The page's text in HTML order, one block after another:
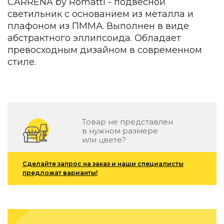
Детская мебель
Уличная и садовая мебель
Фитнес и wellness-оборудование
Коллекции
ROOM — Modern
INTERRA — Soft Modern
Подбор, производство и комплектация по вашему
Декор
По типу
Для кухни
Предметы интерьера
Вентиляторы
Ковры
светильник с основанием из металла и
плафоном из ПММА. Выполнен в виде
абстрактного эллипсоида. Обладает
превосходным дизайном в современном
стиле.
Товар не представлен
в нужном размере
или цвете?
Сделайте запрос на заказ и наши специалисты
предложат варианты!